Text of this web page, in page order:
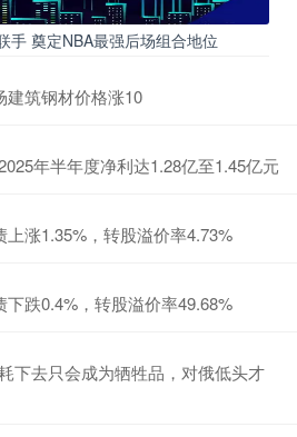
手 奠定NBA最强后场组合地位
建筑钢材价格涨10
年半年度净利达1.28亿至1.45亿元
涨1.35%，转股溢价率4.73%
跌0.4%，转股溢价率49.68%
下去只会成为牺牲品，对俄低头才